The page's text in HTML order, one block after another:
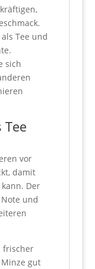
Tee und
sich
vor
damit
Der
und
frischer
gut